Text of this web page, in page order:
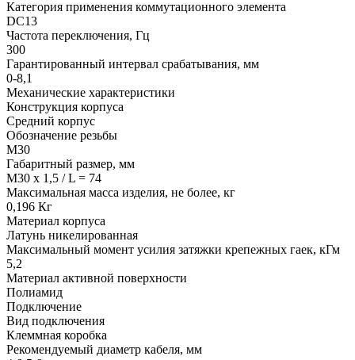
Категория применения коммутационного элемента
DC13
Частота переключения, Гц
300
Гарантированный интервал срабатывания, мм
0-8,1
Механические характеристики
Конструкция корпуса
Средний корпус
Обозначение резьбы
М30
Габаритный размер, мм
M30 x 1,5 / L = 74
Максимальная масса изделия, не более, кг
0,196 Кг
Материал корпуса
Латунь никелированная
Максимальный момент усилия затяжки крепежных гаек, кГм
5,2
Материал активной поверхности
Полиамид
Подключение
Вид подключения
Клеммная коробка
Рекомендуемый диаметр кабеля, мм